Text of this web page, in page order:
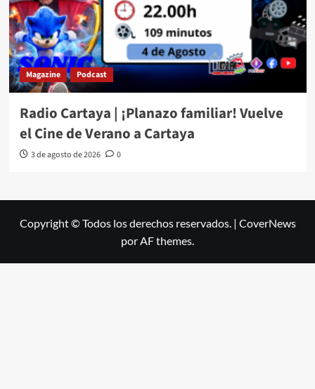
Magazine Podcast
Radio Cartaya | ¡Planazo familiar! Vuelve
el Cine de Verano a Cartaya
3 de agosto de 2026 0
Copyright © Todos los derechos reservados. | CoverNews
por AF themes.